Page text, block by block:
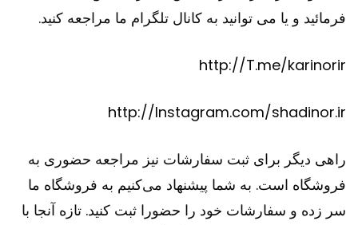
فرمائید و یا می توانید به کانال تلگرام ما مراجعه کنید.
http://T.me/karinorir
http://Instagram.com/shadinor.ir
راهی دیگر برای ثبت سفارشات نیز مراجعه حضوری به
فروشگاه است. به شما پیشنهاد می‌کنیم به فروشگاه ما
سر زده و سفارشات خود را حضورا ثبت کنید. تازه آنجا با